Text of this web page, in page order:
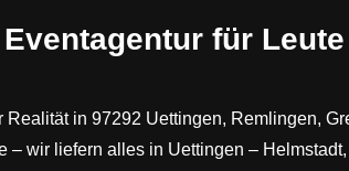
für
Realität in 97292 Uettingen, Remlingen,
– wir liefern alles in Uettingen –